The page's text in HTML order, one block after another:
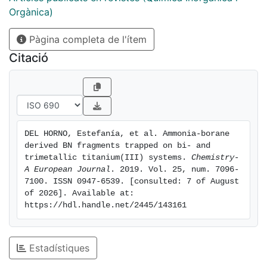
Orgànica)
Pàgina completa de l'ítem
Citació
DEL HORNO, Estefanía, et al. Ammonia-borane
derived BN fragments trapped on bi- and
trimetallic titanium(III) systems. Chemistry-
A European Journal . 2019. Vol. 25, num. 7096-
7100. ISSN 0947-6539. [consulted: 7 of August
of 2026]. Available at:
https://hdl.handle.net/2445/143161
Estadístiques